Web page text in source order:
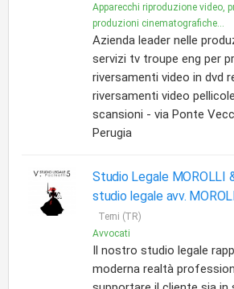
Apparecchi riproduzione video,
produzioni cinematografiche...
Azienda leader nelle
servizi tv troupe eng per
riversamenti video in dvd
riversamenti video
scansioni - via Ponte
Perugia
Studio Legale MOROLLI
studio legale avv.
Terni (TR)
Avvocati
Il nostro studio legale
moderna realtà